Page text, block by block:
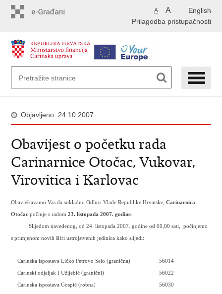
English
A A
Prilagodba pristupačnosti
Objavljeno: 24.10.2007.
Obavijest o početku rada
Carinarnice Otočac, Vukovar,
Virovitica i Karlovac
Obavještavamo Vas da sukladno Odluci Vlade Republike Hrvatske,Carinarnica
Otočac počinje s radom23. listopada 2007. godine
Slijedom navedenog, od 24. listopada 2007. godine od 00,00 sati, počinjemo
s primjenom novih šifri ustrojstvenih jedinica kako slijedi:
Carinska ispostava Ličko Petrovo Selo (granična) 56014
Carinski odjeljak I Užljebić (granični) 56022
Carinska ispostava Gospić (robna) 56030